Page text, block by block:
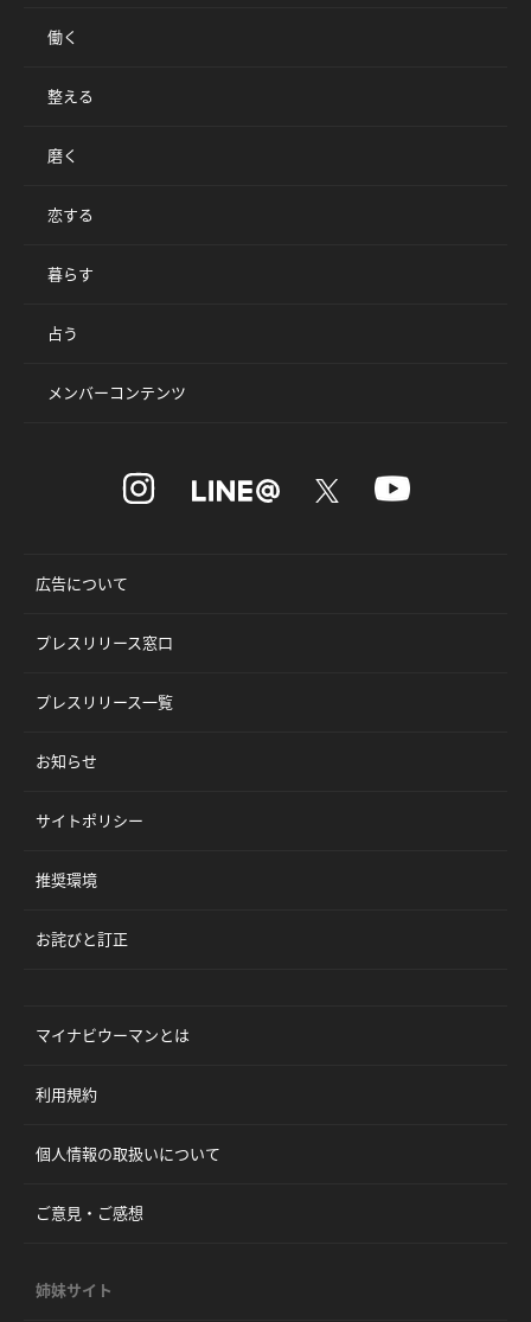
働く
整える
磨く
恋する
暮らす
占う
メンバーコンテンツ
広告について
プレスリリース窓口
プレスリリース一覧
お知らせ
サイトポリシー
推奨環境
お詫びと訂正
マイナビウーマンとは
利用規約
個人情報の取扱いについて
ご意見・ご感想
姉妹サイト